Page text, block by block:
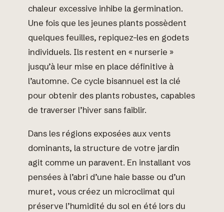
chaleur excessive inhibe la germination.
Une fois que les jeunes plants possèdent
quelques feuilles, repiquez-les en godets
individuels. Ils restent en « nurserie »
jusqu’à leur mise en place définitive à
l’automne. Ce cycle bisannuel est la clé
pour obtenir des plants robustes, capables
de traverser l’hiver sans faiblir.
Dans les régions exposées aux vents
dominants, la structure de votre jardin
agit comme un paravent. En installant vos
pensées à l’abri d’une haie basse ou d’un
muret, vous créez un microclimat qui
préserve l’humidité du sol en été lors du